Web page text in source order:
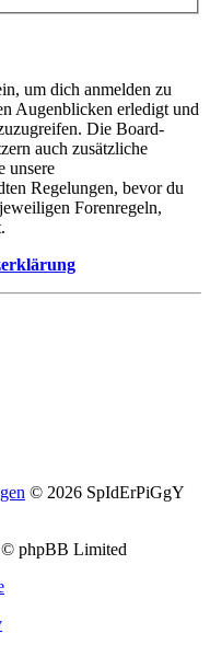
um dich anmelden zu
Augenblicken erledigt und
Die Board-
auch zusätzliche
unsere
Regelungen, bevor du
Forenregeln,
© 2026 SpIdErPiGgY
phpBB Limited